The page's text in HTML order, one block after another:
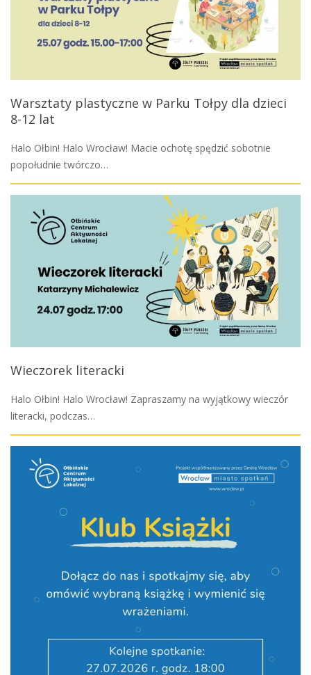
Warsztaty plastyczne w Parku Tołpy dla dzieci
8-12 lat
Halo Ołbin! Halo Wrocław! Macie ochotę spędzić sobotnie
popołudnie twórczo…
Wieczorek literacki
Halo Ołbin! Halo Wrocław! Zapraszamy na wyjątkowy wieczór
literacki, podczas…